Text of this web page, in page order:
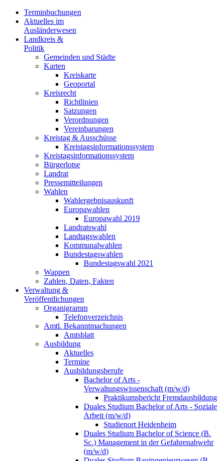
Terminbuchungen
Aktuelles im
Ausländerwesen
Landkreis &
Politik
Gemeinden und Städte
Karten
Kreiskarte
Geoportal
Kreisrecht
Richtlinien
Satzungen
Verordnungen
Vereinbarungen
Kreistag & Ausschüsse
Kreistagsinformationssystem
Kreistagsinformationssystem
Bürgerlotse
Landrat
Pressemitteilungen
Wahlen
Wahlergebnisauskunft
Europawahlen
Europawahl 2019
Landratswahl
Landtagswahlen
Kommunalwahlen
Bundestagswahlen
Bundestagswahl 2021
Wappen
Zahlen, Daten, Fakten
Verwaltung &
Veröffentlichungen
Organigramm
Telefonverzeichnis
Amtl. Bekanntmachungen
Amtsblatt
Ausbildung
Aktuelles
Termine
Ausbildungsberufe
Bachelor of Arts -
Verwaltungswissenschaft (m/w/d)
Praktikumsbericht Fremdausbildung
Duales Studium Bachelor of Arts - Soziale
Arbeit (m/w/d)
Studienort Heidenheim
Duales Studium Bachelor of Science (B.
Sc.) Management in der Gefahrenabwehr
(m/w/d)